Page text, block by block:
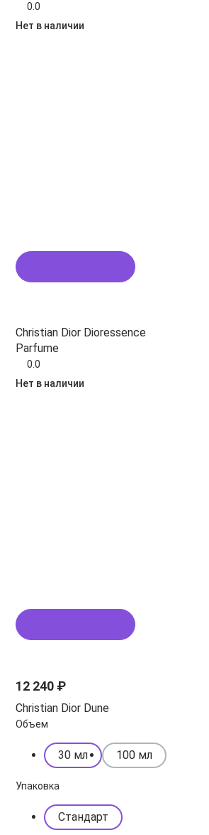
0.0
Нет в наличии
Christian Dior Dioressence
Parfume
0.0
Нет в наличии
12 240 ₽
Christian Dior Dune
Объем
30 мл 100 мл
Упаковка
Стандарт